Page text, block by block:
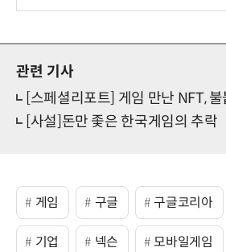
보
관련 기사
[스페셜리포트] 게임 만난 NFT,
[사설]돈만 좇은 한국게임의 추락
게임 구글 구글코리아
기업 넥슨 모바일게임